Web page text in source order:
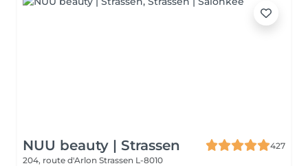
NUU beauty | Strassen
427
204, route d'Arlon Strassen L-8010